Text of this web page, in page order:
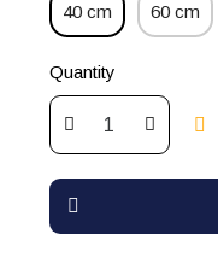
40 cm 60 cm
Quantity